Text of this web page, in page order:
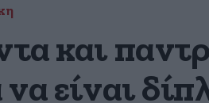
και
είναι